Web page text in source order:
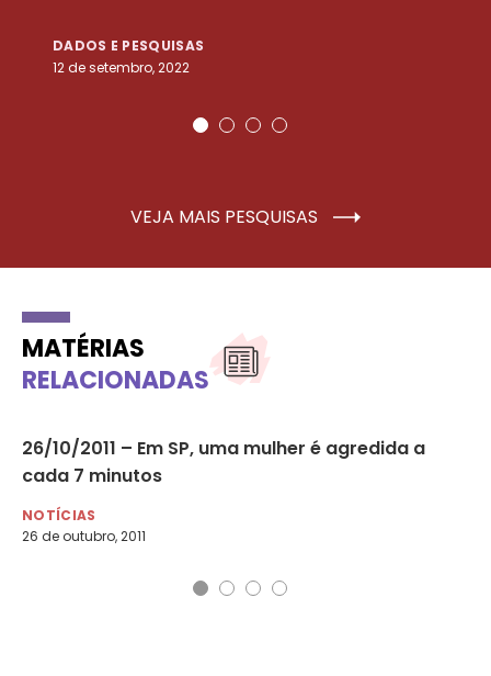
DADOS E PESQUISAS
12 de setembro, 2022
VEJA MAIS PESQUISAS
MATÉRIAS
RELACIONADAS
26/10/2011 – Em SP, uma mulher é agredida a
cada 7 minutos
NOTÍCIAS
26 de outubro, 2011